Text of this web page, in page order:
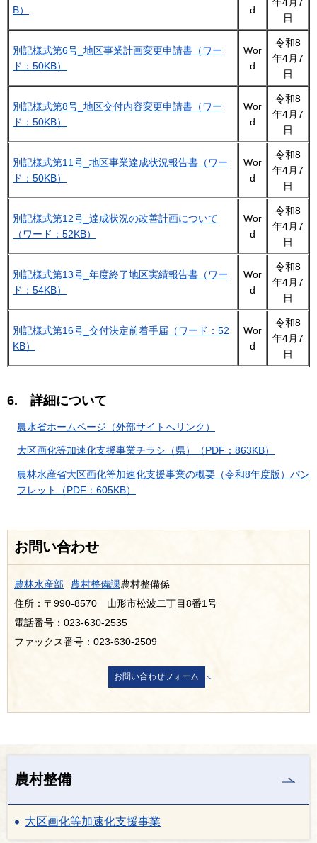
B） d
日
別記様式第6号 地区事業計画変更申請書（ワー
ド：50KB）
Wor
d
令和8
年4月7
日
別記様式第8号 地区交付内容変更申請書（ワー
ド：50KB）
Wor
d
令和8
年4月7
日
別記様式第11号 地区事業達成状況報告書（ワー
ド：50KB）
Wor
d
令和8
年4月7
日
別記様式第12号 達成状況の改善計画について
（ワード：52KB）
Wor
d
令和8
年4月7
日
別記様式第13号 年度終了地区実績報告書（ワー
ド：54KB）
Wor
d
令和8
年4月7
日
別記様式第16号 交付決定前着手届（ワード：52
KB）
Wor
d
令和8
年4月7
日
6. 詳細について
農水省ホームページ（外部サイトへリンク）
大区画化等加速化支援事業チラシ（県）（PDF：863KB）
農林水産省大区画化等加速化支援事業の概要（令和8年度版）パン
フレット（PDF：605KB）
お問い合わせ
農林水産部 農村整備課農村整備係
住所：〒990-8570 山形市松波二丁目8番1号
電話番号：023-630-2535
ファックス番号：023-630-2509
農村整備
大区画化等加速化支援事業